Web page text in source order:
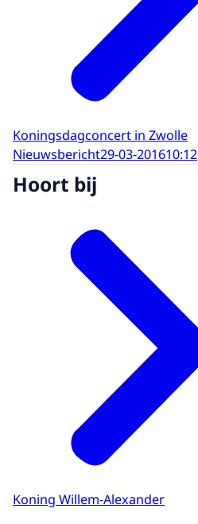
Koningsdagconcert in Zwolle
Nieuwsbericht29-03-201610:12
Hoort bij
Koning Willem-Alexander